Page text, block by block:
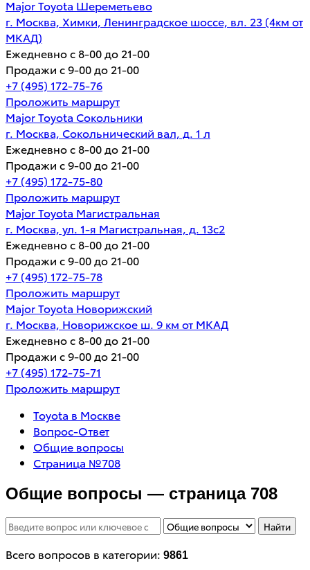
Major Toyota Шереметьево
г. Москва, Химки, Ленинградское шоссе, вл. 23 (4км от
МКАД)
Ежедневно с 8-00 до 21-00
Продажи с 9-00 до 21-00
+7 (495) 172-75-76
Проложить маршрут
Major Toyota Сокольники
г. Москва, Сокольнический вал, д. 1 л
Ежедневно с 8-00 до 21-00
Продажи с 9-00 до 21-00
+7 (495) 172-75-80
Проложить маршрут
Major Toyota Магистральная
г. Москва, ул. 1-я Магистральная, д. 13с2
Ежедневно с 8-00 до 21-00
Продажи с 9-00 до 21-00
+7 (495) 172-75-78
Проложить маршрут
Major Toyota Новорижский
г. Москва, Новорижское ш. 9 км от МКАД
Ежедневно с 8-00 до 21-00
Продажи с 9-00 до 21-00
+7 (495) 172-75-71
Проложить маршрут
Toyota в Москве
Вопрос-Ответ
Общие вопросы
Страница №708
Общие вопросы — страница 708
Найти
Всего вопросов в категории: 9861